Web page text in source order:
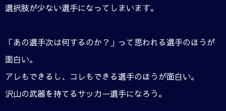
選択肢が少ない選手になってしまいます。
「あの選手次は何するのか？」って思われる選手のほうが
面白い。
アレもできるし、コレもできる選手のほうが面白い。
沢山の武器を持てるサッカー選手になろう。